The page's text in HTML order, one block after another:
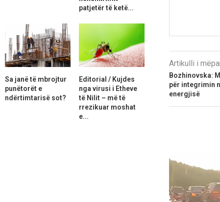
Artikulli i
Bozhinovska:
për integrimin
energjisë
patjetër të ketë...
Sa janë të mbrojtur
punëtorët e
ndërtimtarisë sot?
Editorial / Kujdes
nga virusi i Etheve
të Nilit – më të
rrezikuar moshat
e...